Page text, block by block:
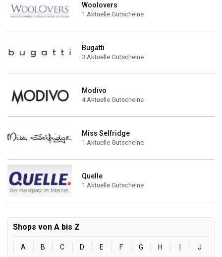
Woolovers
1 Aktuelle Gutscheine
Bugatti
3 Aktuelle Gutscheine
Modivo
4 Aktuelle Gutscheine
Miss Selfridge
1 Aktuelle Gutscheine
Quelle
1 Aktuelle Gutscheine
Shops von A bis Z
A B C D E F G H
J